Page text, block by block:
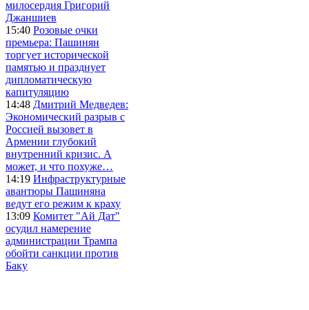
милосердия Григорий
Джаншиев
15:40 Розовые очки
премьера: Пашинян
торгует исторической
памятью и празднует
дипломатическую
капитуляцию
14:48 Дмитрий Медведев:
Экономический разрыв с
Россией вызовет в
Армении глубокий
внутренний кризис. А
может, и что похуже…
14:19 Инфраструктурные
авантюры Пашиняна
ведут его режим к краху
13:09 Комитет "Ай Дат"
осудил намерение
администрации Трампа
обойти санкции против
Баку